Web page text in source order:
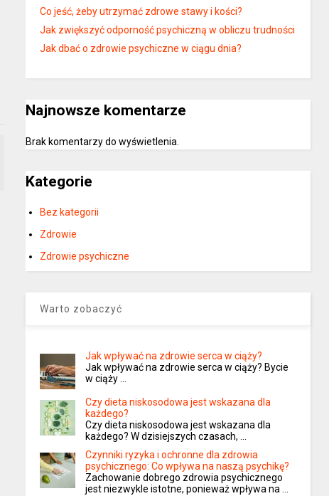
Co jeść, żeby utrzymać zdrowe stawy i kości?
Jak zwiększyć odporność psychiczną w obliczu trudności
Jak dbać o zdrowie psychiczne w ciągu dnia?
Najnowsze komentarze
Brak komentarzy do wyświetlenia.
Kategorie
Bez kategorii
Zdrowie
Zdrowie psychiczne
Warto zobaczyć
Jak wpływać na zdrowie serca w ciąży?
Jak wpływać na zdrowie serca w ciąży? Bycie
w ciąży …
Czy dieta niskosodowa jest wskazana dla
każdego?
Czy dieta niskosodowa jest wskazana dla
każdego? W dzisiejszych czasach, …
Czynniki ryzyka i ochronne dla zdrowia
psychicznego: Co wpływa na naszą psychikę?
Zachowanie dobrego zdrowia psychicznego
jest niezwykle istotne, ponieważ wpływa na …